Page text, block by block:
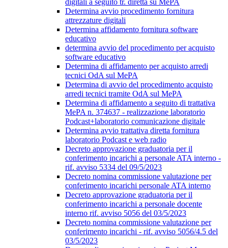
digitali a seguito tr. diretta su MePA
Determina avvio procedimento fornitura
attrezzature digitali
Determina affidamento fornitura software
educativo
determina avvio del procedimento per acquisto
software educativo
Determina di affidamento per acquisto arredi
tecnici OdA sul MePA
Determina di avvio del procedimento acquisto
arredi tecnici tramite OdA sul MePA
Determina di affidamento a seguito di trattativa
MePA n. 374637 - realizzazione laboratorio
Podcast+laboratorio comunicazione digitale
Determina avvio trattativa diretta fornitura
laboratorio Podcast e web radio
Decreto approvazione graduatoria per il
conferimento incarichi a personale ATA interno -
rif. avviso 5334 del 09/5/2023
Decreto nomina commissione valutazione per
conferimento incarichi personale ATA interno
Decreto approvazione graduatoria per il
conferimento incarichi a personale docente
interno rif. avviso 5056 del 03/5/2023
Decreto nomina commissione valutazione per
conferimento incarichi - rif. avviso 5056/4.5 del
03/5/2023